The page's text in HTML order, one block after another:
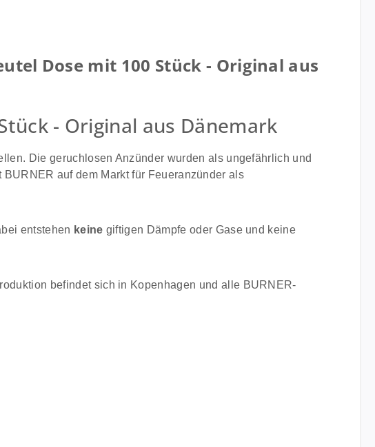
Dose mit 100 Stück - Original aus
- Original aus Dänemark
Die geruchlosen Anzünder wurden als ungefährlich und
auf dem Markt für Feueranzünder als
entstehen keine giftigen Dämpfe oder Gase und keine
befindet sich in Kopenhagen und alle BURNER-